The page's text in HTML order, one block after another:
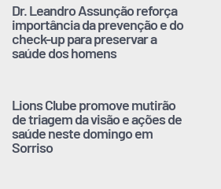
Dr. Leandro Assunção reforça
importância da prevenção e do
check-up para preservar a
saúde dos homens
Lions Clube promove mutirão
de triagem da visão e ações de
saúde neste domingo em
Sorriso